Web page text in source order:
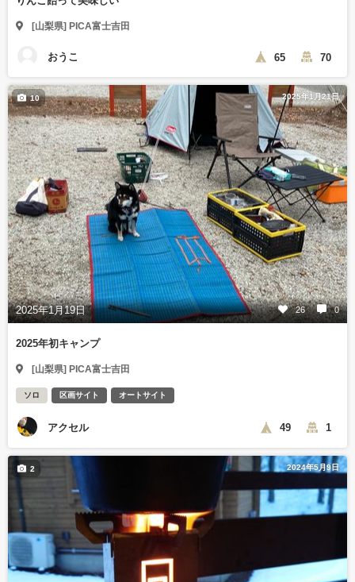
[山梨県] PICA富士吉田
おうこ 65 70
2025年1月21日
2025年1月19日 26 0
10
2025年初キャンプ
[山梨県] PICA富士吉田
ソロ 区画サイト オートサイト
アクセル 49 1
2024年5月9日
2